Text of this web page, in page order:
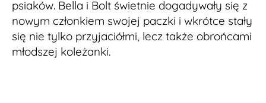
psiaków. Bella i Bolt świetnie dogadywały się z
nowym członkiem swojej paczki i wkrótce stały
się nie tylko przyjaciółmi, lecz także obrońcami
młodszej koleżanki.